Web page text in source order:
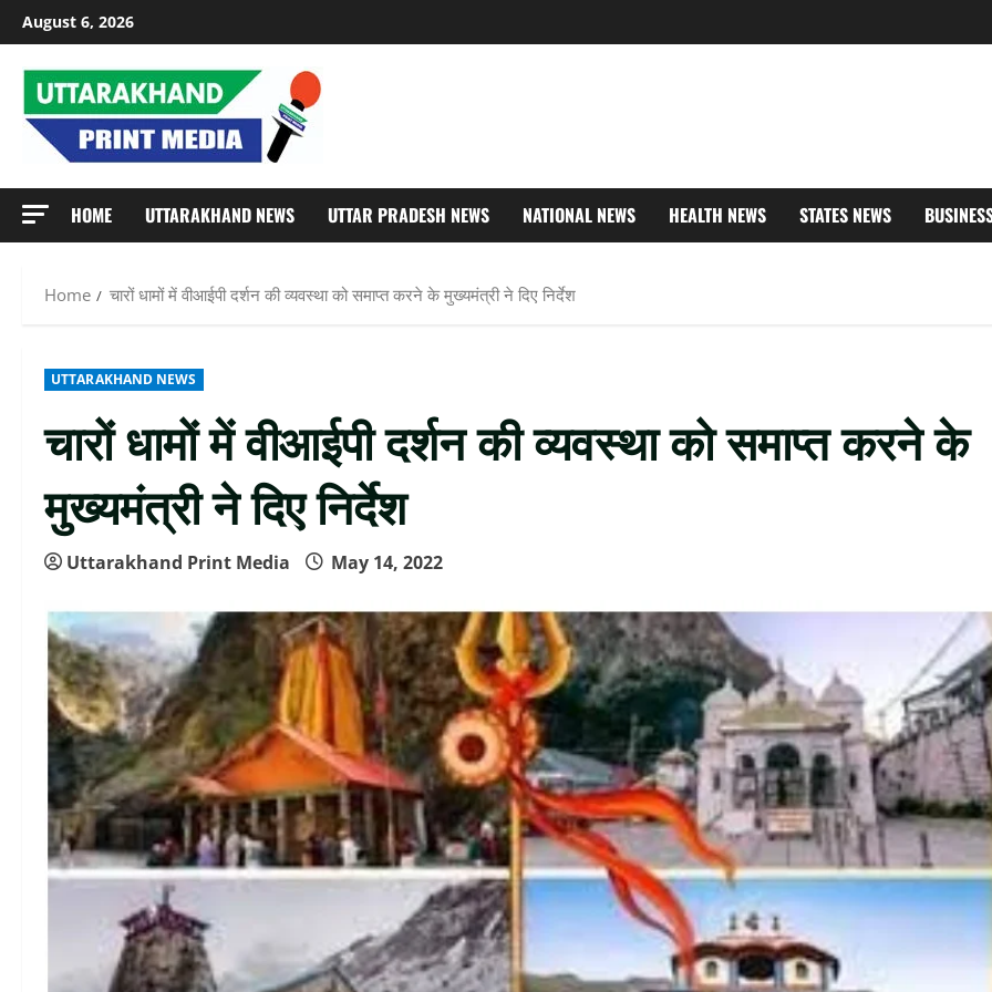
Skip
to
content
August 6, 2026
HOME UTTARAKHAND NEWS UTTAR PRADESH NEWS NATIONAL NEWS HEALTH NEWS STATES NEWS
Home चारों धामों में वीआईपी दर्शन की व्यवस्था को समाप्त करने के मुख्यमंत्री ने दिए निर्देश
UTTARAKHAND NEWS
चारों धामों में वीआईपी दर्शन की व्यवस्था को समाप्त करने के
मुख्यमंत्री ने दिए निर्देश
Uttarakhand Print Media May 14, 2022